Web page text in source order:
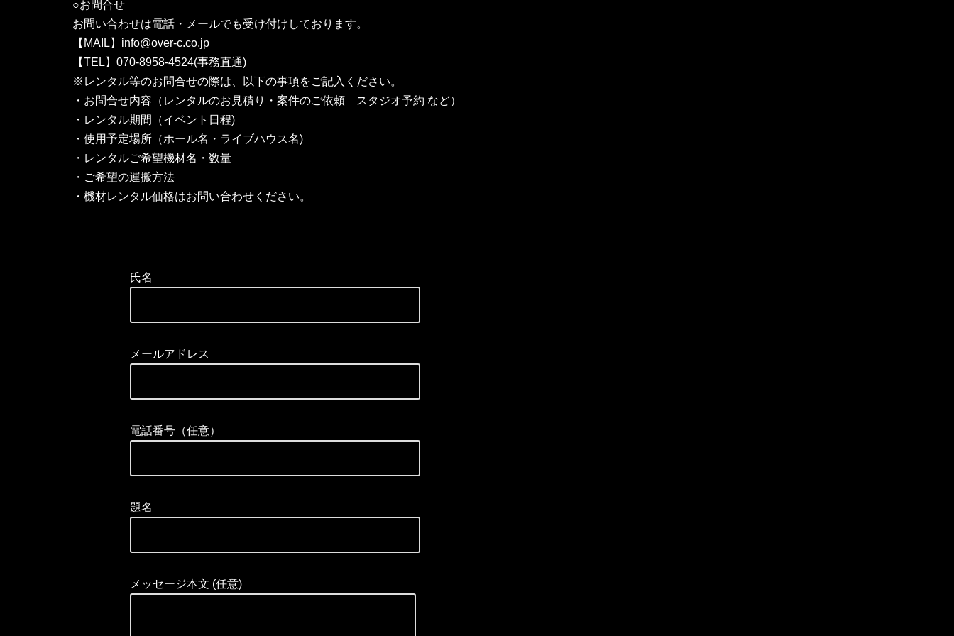
○お問合せ
お問い合わせは電話・メールでも受け付けしております。
【MAIL】info@over-c.co.jp
【TEL】070-8958-4524(事務直通)
※レンタル等のお問合せの際は、以下の事項をご記入ください。
・お問合せ内容（レンタルのお見積り・案件のご依頼 スタジオ予約 など）
・レンタル期間（イベント日程)
・使用予定場所（ホール名・ライブハウス名)
・レンタルご希望機材名・数量
・ご希望の運搬方法
・機材レンタル価格はお問い合わせください。
氏名
メールアドレス
電話番号（任意）
題名
メッセージ本文 (任意)